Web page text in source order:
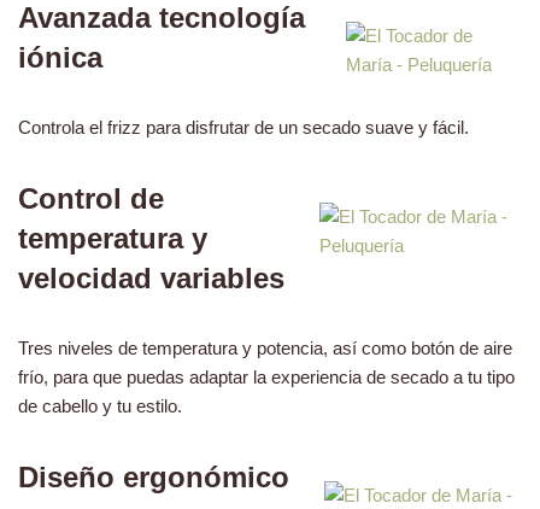
Avanzada tecnología
iónica
Controla el frizz para disfrutar de un secado suave y fácil.
Control de
temperatura y
velocidad variables
Tres niveles de temperatura y potencia, así como botón de aire
frío, para que puedas adaptar la experiencia de secado a tu tipo
de cabello y tu estilo.
Diseño ergonómico